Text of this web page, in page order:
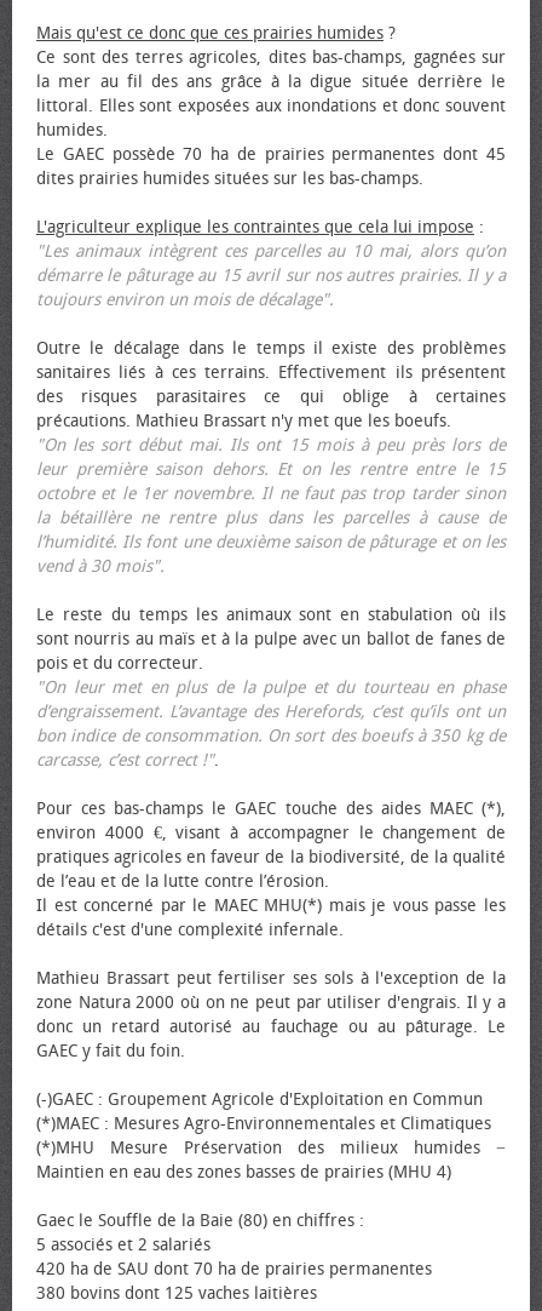
Mais qu'est ce donc que ces prairies humides ?
Ce sont des terres agricoles, dites bas-champs, gagnées sur
la mer au fil des ans grâce à la digue située derrière le
littoral. Elles sont exposées aux inondations et donc souvent
humides.
Le GAEC possède 70 ha de prairies permanentes dont 45
dites prairies humides situées sur les bas-champs.
L'agriculteur explique les contraintes que cela lui impose :
"Les animaux intègrent ces parcelles au 10 mai, alors qu’on
démarre le pâturage au 15 avril sur nos autres prairies. Il y a
toujours environ un mois de décalage".
Outre le décalage dans le temps il existe des problèmes
sanitaires liés à ces terrains. Effectivement ils présentent
des risques parasitaires ce qui oblige à certaines
précautions. Mathieu Brassart n'y met que les bœufs.
"On les sort début mai. Ils ont 15 mois à peu près lors de
leur première saison dehors. Et on les rentre entre le 15
octobre et le 1er novembre. Il ne faut pas trop tarder sinon
la bétaillère ne rentre plus dans les parcelles à cause de
l’humidité. Ils font une deuxième saison de pâturage et on les
vend à 30 mois".
Le reste du temps les animaux sont en stabulation où ils
sont nourris au maïs et à la pulpe avec un ballot de fanes de
pois et du correcteur.
"On leur met en plus de la pulpe et du tourteau en phase
d’engraissement. L’avantage des Herefords, c’est qu’ils ont un
bon indice de consommation. On sort des bœufs à 350 kg de
carcasse, c’est correct !".
Pour ces bas-champs le GAEC touche des aides MAEC (*),
environ 4000 €, visant à accompagner le changement de
pratiques agricoles en faveur de la biodiversité, de la qualité
de l’eau et de la lutte contre l’érosion.
Il est concerné par le MAEC MHU(*) mais je vous passe les
détails c'est d'une complexité infernale.
Mathieu Brassart peut fertiliser ses sols à l'exception de la
zone Natura 2000 où on ne peut par utiliser d'engrais. Il y a
donc un retard autorisé au fauchage ou au pâturage. Le
GAEC y fait du foin.
(-)GAEC : Groupement Agricole d'Exploitation en Commun
(*)MAEC : Mesures Agro-Environnementales et Climatiques
(*)MHU Mesure Préservation des milieux humides −
Maintien en eau des zones basses de prairies (MHU 4)
Gaec le Souffle de la Baie (80) en chiffres :
5 associés et 2 salariés
420 ha de SAU dont 70 ha de prairies permanentes
380 bovins dont 125 vaches laitières